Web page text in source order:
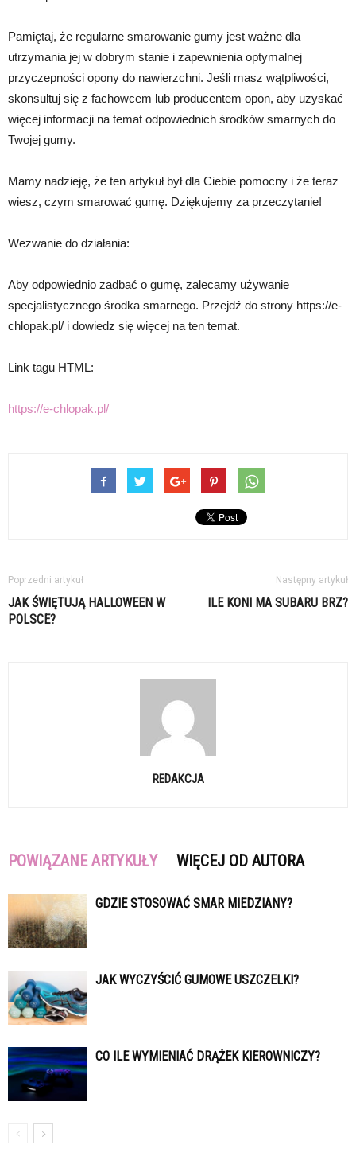
Pamiętaj, że regularne smarowanie gumy jest ważne dla
utrzymania jej w dobrym stanie i zapewnienia optymalnej
przyczepności opony do nawierzchni. Jeśli masz wątpliwości,
skonsultuj się z fachowcem lub producentem opon, aby uzyskać
więcej informacji na temat odpowiednich środków smarnych do
Twojej gumy.
Mamy nadzieję, że ten artykuł był dla Ciebie pomocny i że teraz
wiesz, czym smarować gumę. Dziękujemy za przeczytanie!
Wezwanie do działania:
Aby odpowiednio zadbać o gumę, zalecamy używanie
specjalistycznego środka smarnego. Przejdź do strony https://e-
chlopak.pl/ i dowiedz się więcej na ten temat.
Link tagu HTML:
https://e-chlopak.pl/
Poprzedni artykuł
JAK ŚWIĘTUJĄ HALLOWEEN W
POLSCE?
Następny artykuł
ILE KONI MA SUBARU BRZ?
REDAKCJA
POWIĄZANE ARTYKUŁY WIĘCEJ OD AUTORA
GDZIE STOSOWAĆ SMAR MIEDZIANY?
JAK WYCZYŚCIĆ GUMOWE USZCZELKI?
CO ILE WYMIENIAĆ DRĄŻEK KIEROWNICZY?